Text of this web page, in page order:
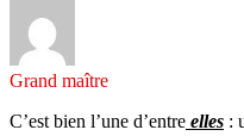
Grand maître
C’est bien l’une d’entre elles :